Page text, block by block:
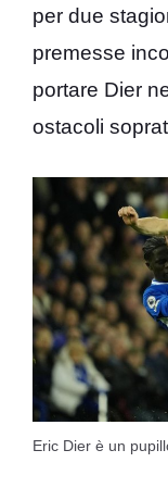
per due
premesse
portare Dier
ostacoli
Eric Dier è un